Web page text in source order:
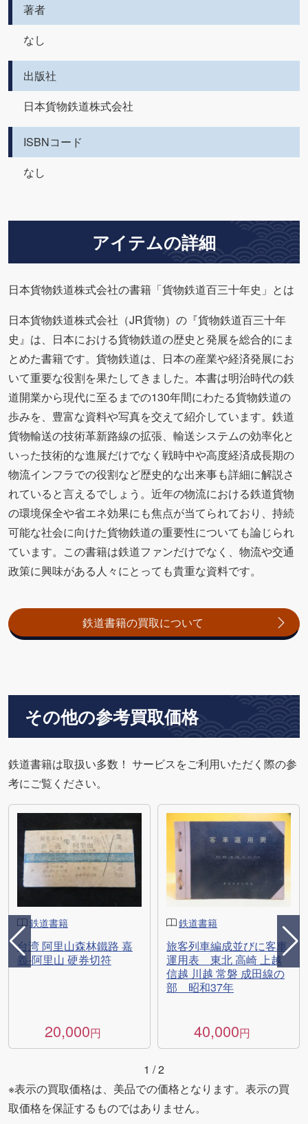
著者
なし
出版社
日本貨物鉄道株式会社
ISBNコード
なし
アイテムの詳細
日本貨物鉄道株式会社の書籍「貨物鉄道百三十年史」とは
日本貨物鉄道株式会社（JR貨物）の『貨物鉄道百三十年
史』は、日本における貨物鉄道の歴史と発展を総合的にま
とめた書籍です。貨物鉄道は、日本の産業や経済発展にお
いて重要な役割を果たしてきました。本書は明治時代の鉄
道開業から現代に至るまでの130年間にわたる貨物鉄道の
歩みを、豊富な資料や写真を交えて紹介しています。鉄道
貨物輸送の技術革新路線の拡張、輸送システムの効率化と
いった技術的な進展だけでなく戦時中や高度経済成長期の
物流インフラでの役割など歴史的な出来事も詳細に解説さ
れていると言えるでしょう。近年の物流における鉄道貨物
の環境保全や省エネ効果にも焦点が当てられており、持続
可能な社会に向けた貨物鉄道の重要性についても論じられ
ています。この書籍は鉄道ファンだけでなく、物流や交通
政策に興味がある人々にとっても貴重な資料です。
鉄道書籍の買取について
その他の参考買取価格
鉄道書籍は取扱い多数！ サービスをご利用いただく際の参
考にご覧ください。
鉄道書籍
台湾 阿里山森林鐵路 嘉
義-阿里山 硬券切符
20,000円
鉄道書籍
旅客列車編成並びに客車
運用表 東北 高崎 上越
信越 川越 常磐 成田線の
部 昭和37年
40,000円
1 /2
※表示の買取価格は、美品での価格となります。表示の買
取価格を保証するものではありません。